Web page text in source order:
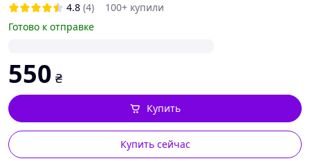
4.8 (4)
100+ купили
Готово к отправке
550 ₴
Купить сейчас
Купить